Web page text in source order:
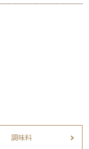
調味料